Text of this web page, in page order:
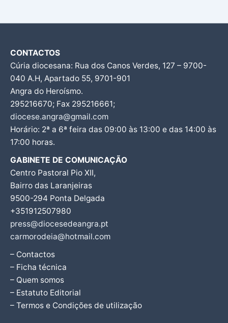
CONTACTOS
Cúria diocesana: Rua dos Canos Verdes, 127 – 9700-
040 A.H, Apartado 55, 9701-901
Angra do Heroísmo.
295216670; Fax 295216661;
diocese.angra@gmail.com
Horário: 2ª a 6ª feira das 09:00 às 13:00 e das 14:00 às
17:00 horas.
GABINETE DE COMUNICAÇÃO
Centro Pastoral Pio XII,
Bairro das Laranjeiras
9500-294 Ponta Delgada
+351912507980
press@diocesedeangra.pt
carmorodeia@hotmail.com
– Contactos
– Ficha técnica
– Quem somos
– Estatuto Editorial
– Termos e Condições de utilização